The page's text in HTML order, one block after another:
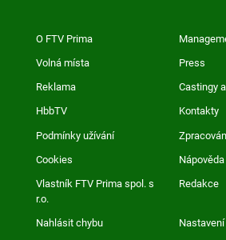
O FTV Prima
Volná místa Press
Reklama Castingy
HbbTV Kontakty
Podmínky užívání
Cookies Nápověda
Vlastník FTV Prima spol. s
r.o.
Redakce
Nahlásit chybu